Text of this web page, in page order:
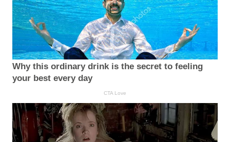
Why this ordinary drink is the secret to feeling
your best every day
CTA Love